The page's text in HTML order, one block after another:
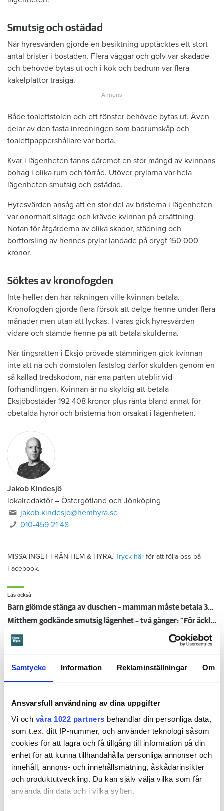
Samtycke Information Reklaminställningar Om
Ansvarsfull användning av dina uppgifter
Vi och våra 1022 partners behandlar din personliga data,
som t.ex. ditt IP-nummer, och använder teknologi såsom
cookies för att lagra och få tillgång till information på din
enhet för att kunna tillhandahålla personliga annonser och
innehåll, annons- och innehållsmätning, åskådarinsikter
och produktutveckling. Du kan själv välja vilka som får
använda din data och i vilka syften.
Smutsig och ostädad
När hyresvärden gjorde en besiktning upptäcktes ett stort
antal brister i bostaden. Flera väggar och golv var skadade
och behövde bytas ut och i kök och badrum var flera
kakelplattor trasiga.
Både toalettstolen och ett fönster behövde bytas ut. Även
delar av den fasta inredningen som badrumskåp och
toalettpappershållare var borta.
Kvar i lägenheten fanns däremot en stor mängd av kvinnans
bohag i olika rum och förråd. Utöver prylarna var hela
lägenheten smutsig och ostädad.
Hyresvärden ansåg att en stor del av bristerna i lägenheten
var onormalt slitage och krävde kvinnan på ersättning.
Notan för åtgärderna av olika skador, städning och
bortforsling av hennes prylar landade på drygt 150 000
kronor.
Söktes av kronofogden
Inte heller den här räkningen ville kvinnan betala.
Kronofogden gjorde flera försök att delge henne under flera
månader men utan att lyckas. I våras gick hyresvärden
vidare och stämde henne på att betala skulderna.
När tingsrätten i Eksjö prövade stämningen gick kvinnan
inte att nå och domstolen fastslog därför skulden genom en
så kallad tredskodom, när ena parten uteblir vid
förhandlingen. Kvinnan är nu skyldig att betala
Eksjöbostäder 192 408 kronor plus ränta bland annat för
obetalda hyror och bristerna hon orsakat i lägenheten.
Jakob Kindesjö
lokalredaktör – Östergötland och Jönköping
jakob.kindesjo@hemhyra.se
010-459 21 48
MISSA INGET FRÅN HEM & HYRA. Tryck här för att följa oss på
Facebook.
Läs också
Barn glömde stänga av duschen – mamman måste betala 300 000
Mitthem godkände smutsig lägenhet – två gånger: "För äckligt för att flytta in"
Kopplade tvättmaskin med trädgårdsslang - döms att betala en miljon efter vattenskada
Skulle hjälpa utsatta - föreningsprofilen stoppade pengar i egen ficka
Barn glömde stänga av
duschen – mamman måste
betala 300 000
30 JULI KL 08:30
Ett barn med särskilda behov går upp en natt och
vrider på vattenkranen i duschen. När mamman vaknar
är det vatten i både badrum och hall. Det borde mamman